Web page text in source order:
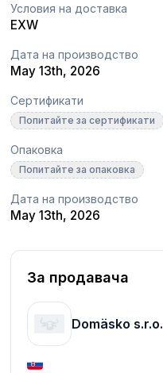
Условия на доставка
EXW
Дата на производство
May 13th, 2026
Сертификати
Попитайте за сертификати
Опаковка
Попитайте за опаковка
Дата на производство
May 13th, 2026
За продавача
Domäsko s.r.o.